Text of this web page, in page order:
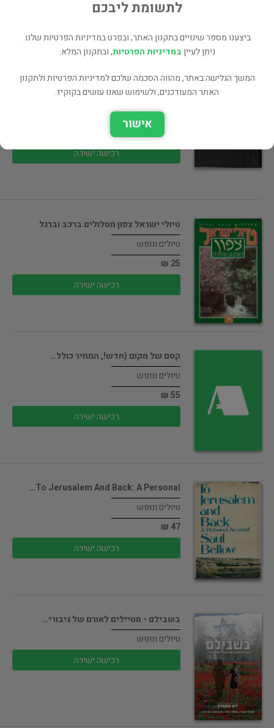
Haunted Pub Guide
טיולים ונופש
רכישה ישירה
טיולי ישראל צפון מסלולים ברכב וברגל
טיולים ונופש
25 ₪
רכישה ישירה
קסם של מקום (חדש!, המחיר כולל…
טיולים ונופש
55 ₪
רכישה ישירה
To Jerusalem And Back: A Personal…
טיולים ונופש
47 ₪
רכישה ישירה
בשבילם - מטיילים לאורם של גיבורי…
טיולים ונופש
רכישה ישירה
לתשומת ליבכם
ביצענו מספר שינויים בתקנון האתר, ובפרט במדיניות הפרטיות שלנו.
ניתן לעייןבמדיניות הפרטיות, ובתקנון המלא.
המשך הגלישה באתר, מהווה הסכמה שלכם למדיניות הפרטיות ולתקנון
האתר המעודכנים, ולשימוש שאנו עושים בקוקיז.
אישור